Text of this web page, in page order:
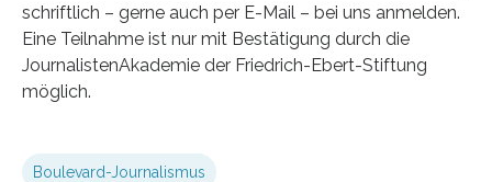
schriftlich – gerne auch per E-Mail – bei uns anmelden.
Eine Teilnahme ist nur mit Bestätigung durch die
JournalistenAkademie der Friedrich-Ebert-Stiftung
möglich.
Boulevard-Journalismus